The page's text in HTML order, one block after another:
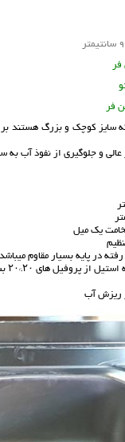
کوچک و بزرگ هستند
و جلوگیری از نفوذ آب به
مقاوم و عالی تهیه و تولید شده است.
ریزش آب